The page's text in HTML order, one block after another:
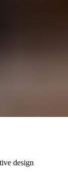
design